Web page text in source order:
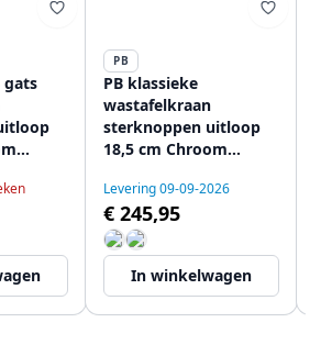
gats
PB
PB klassieke
wastafelkraan
sterknoppen uitloop
18,5 cm Chroom
Levering 09-09-2026
€ 245,95
In winkelwagen